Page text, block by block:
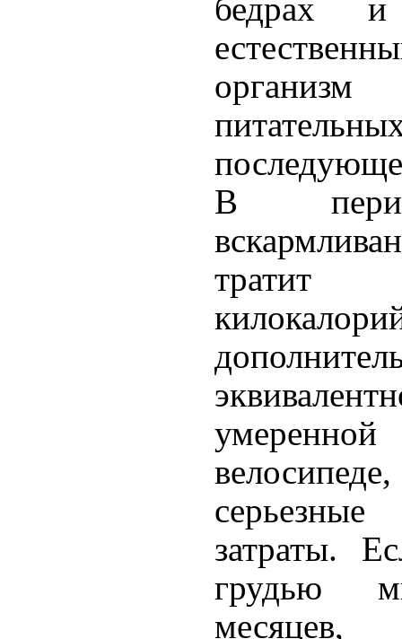
бедрах
организм
В
серьезные
затраты.
грудью